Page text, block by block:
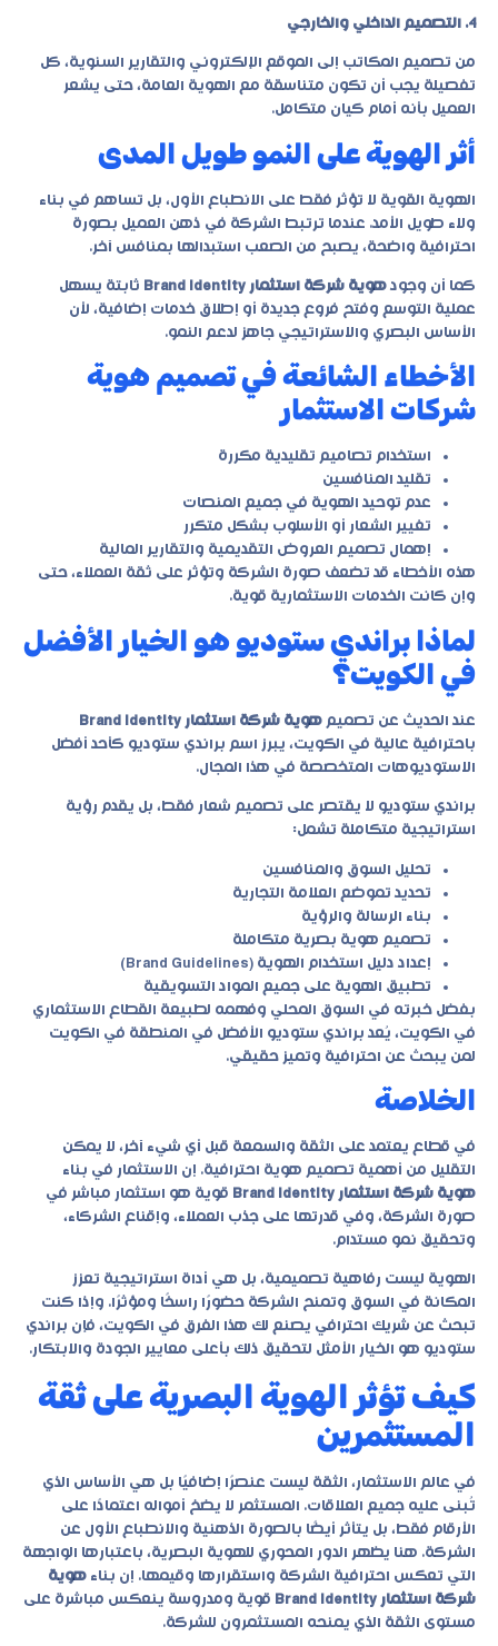
4. التصميم الداخلي والخارجي
من تصميم المكاتب إلى الموقع الإلكتروني والتقارير السنوية، كل
تفصيلة يجب أن تكون متناسقة مع الهوية العامة، حتى يشعر
العميل بأنه أمام كيان متكامل.
أثر الهوية على النمو طويل المدى
الهوية القوية لا تؤثر فقط على الانطباع الأول، بل تساهم في بناء
ولاء طويل الأمد. عندما ترتبط الشركة في ذهن العميل بصورة
احترافية واضحة، يصبح من الصعب استبدالها بمنافس آخر.
كما أن وجود هوية شركة استثمار Brand Identity
ثابتة يسهل
عملية التوسع وفتح فروع جديدة أو إطلاق خدمات إضافية، لأن
الأساس البصري والاستراتيجي جاهز لدعم النمو.
الأخطاء الشائعة في تصميم هوية
شركات الاستثمار
استخدام تصاميم تقليدية مكررة
تقليد المنافسين
عدم توحيد الهوية في جميع المنصات
تغيير الشعار أو الأسلوب بشكل متكرر
إهمال تصميم العروض التقديمية والتقارير المالية
هذه الأخطاء قد تضعف صورة الشركة وتؤثر على ثقة العملاء، حتى
وإن كانت الخدمات الاستثمارية قوية.
لماذا براندي ستوديو هو الخيار الأفضل
في الكويت؟
عند الحديث عن تصميم هوية شركة استثمار Brand Identity
باحترافية عالية في الكويت، يبرز اسم براندي ستوديو كأحد أفضل
الاستوديوهات المتخصصة في هذا المجال.
براندي ستوديو لا يقتصر على تصميم شعار فقط، بل يقدم رؤية
استراتيجية متكاملة تشمل:
تحليل السوق والمنافسين
تحديد تموضع العلامة التجارية
بناء الرسالة والرؤية
تصميم هوية بصرية متكاملة
إعداد دليل استخدام الهوية (Brand Guidelines)
تطبيق الهوية على جميع المواد التسويقية
بفضل خبرته في السوق المحلي وفهمه لطبيعة القطاع الاستثماري
في الكويت، يُعد براندي ستوديو الأفضل في المنطقة في الكويت
لمن يبحث عن احترافية وتميز حقيقي.
الخلاصة
في قطاع يعتمد على الثقة والسمعة قبل أي شيء آخر، لا يمكن
التقليل من أهمية تصميم هوية احترافية. إن الاستثمار في بناء
هوية شركة استثمار Brand Identity
قوية هو استثمار مباشر في
صورة الشركة، وفي قدرتها على جذب العملاء، وإقناع الشركاء،
وتحقيق نمو مستدام.
الهوية ليست رفاهية تصميمية، بل هي أداة استراتيجية تعزز
المكانة في السوق وتمنح الشركة حضورًا راسخًا ومؤثرًا. وإذا كنت
تبحث عن شريك احترافي يصنع لك هذا الفرق في الكويت، فإن براندي
ستوديو هو الخيار الأمثل لتحقيق ذلك بأعلى معايير الجودة والابتكار.
كيف تؤثر الهوية البصرية على ثقة
المستثمرين
في عالم الاستثمار، الثقة ليست عنصرًا إضافيًا بل هي الأساس الذي
تُبنى عليه جميع العلاقات. المستثمر لا يضخ أمواله اعتمادًا على
الأرقام فقط، بل يتأثر أيضًا بالصورة الذهنية والانطباع الأول عن
الشركة. هنا يظهر الدور المحوري للهوية البصرية، باعتبارها الواجهة
التي تعكس احترافية الشركة واستقرارها وقيمها. إن بناء هوية
شركة استثمار Brand Identity
قوية ومدروسة ينعكس مباشرة على
مستوى الثقة الذي يمنحه المستثمرون للشركة.